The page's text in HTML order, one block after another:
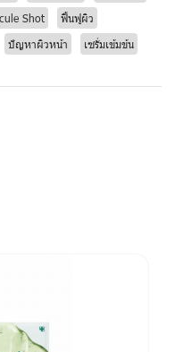
Shot
ฟื้นฟูผิว
ปัญหาผิวหน้า เซรั่มเข้มข้น